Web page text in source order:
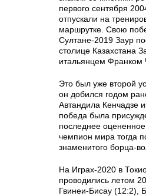
первого сентября
отпускали на
маршрутке. Свою
Султане-2019 Заур
столице Казахстана
итальянцем Франком
Это был уже второй
он добился годом
Автандила Кенчадзе
победа была
последнее
чемпион мира тогда
знаменитого борца-
На Играх-2020 в
проводились летом
Гвинеи-Бисау (12:2),